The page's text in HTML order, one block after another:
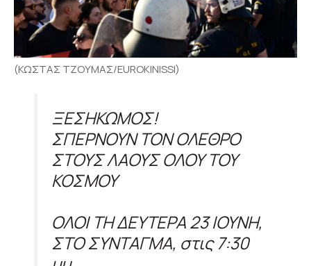
(ΚΩΣΤΑΣ ΤΖΟΥΜΑΣ/EUROKINISSI)
ΞΕΣΗΚΩΜΟΣ!
ΣΠΕΡΝΟΥΝ ΤΟΝ ΟΛΕΘΡΟ
ΣΤΟΥΣ ΛΑΟΥΣ ΟΛΟΥ ΤΟΥ
ΚΟΣΜΟΥ
ΟΛΟΙ ΤΗ ΔΕΥΤΕΡΑ 23 ΙΟΥΝΗ,
ΣΤΟ ΣΥΝΤΑΓΜΑ, στις 7:30